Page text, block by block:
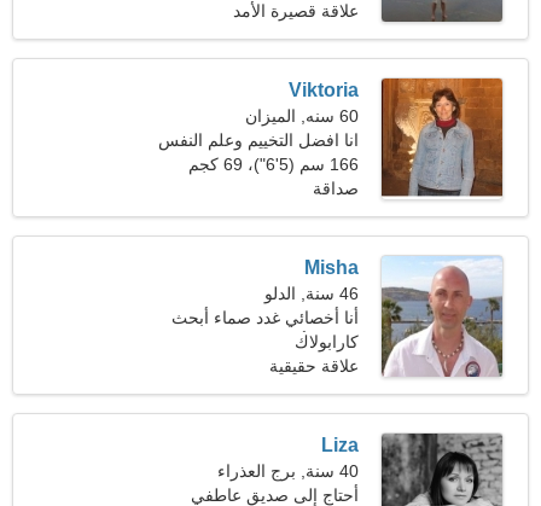
علاقة قصيرة الأمد
Viktoria
60 سنه, الميزان
انا افضل التخييم وعلم النفس
166 سم (5'6")، 69 كجم
(152 رطلا)
صداقة
Misha
46 سنة, الدلو
أنا أخصائي غدد صماء أبحث
عن امرأة رومانسية
كارابولاك
علاقة حقيقية
Liza
40 سنة, برج العذراء
أحتاج إلى صديق عاطفي